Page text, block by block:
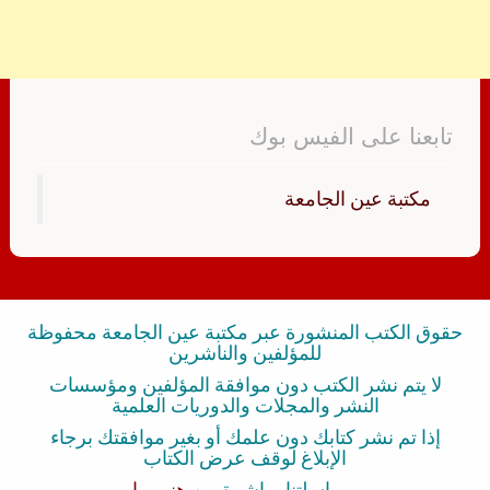
تابعنا على الفيس بوك
‏مكتبة عين الجامعة‏
حقوق الكتب المنشورة عبر مكتبة عين الجامعة محفوظة
للمؤلفين والناشرين
لا يتم نشر الكتب دون موافقة المؤلفين ومؤسسات
النشر والمجلات والدوريات العلمية
إذا تم نشر كتابك دون علمك أو بغير موافقتك برجاء
الإبلاغ لوقف عرض الكتاب